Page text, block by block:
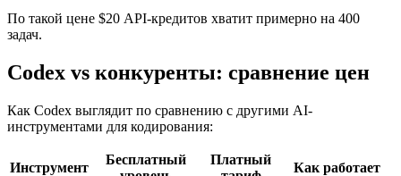
По такой цене $20 API-кредитов хватит примерно на 400
задач.
Codex vs конкуренты: сравнение цен
Как Codex выглядит по сравнению с другими AI-
инструментами для кодирования:
Инструмент
Бесплатный
Платный
Как работает